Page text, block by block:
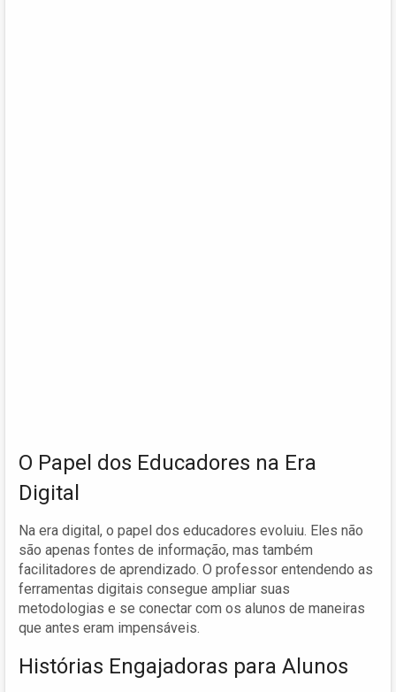
O Papel dos Educadores na Era
Digital
Na era digital, o papel dos educadores evoluiu. Eles não
são apenas fontes de informação, mas também
facilitadores de aprendizado. O professor entendendo as
ferramentas digitais consegue ampliar suas
metodologias e se conectar com os alunos de maneiras
que antes eram impensáveis.
Histórias Engajadoras para Alunos